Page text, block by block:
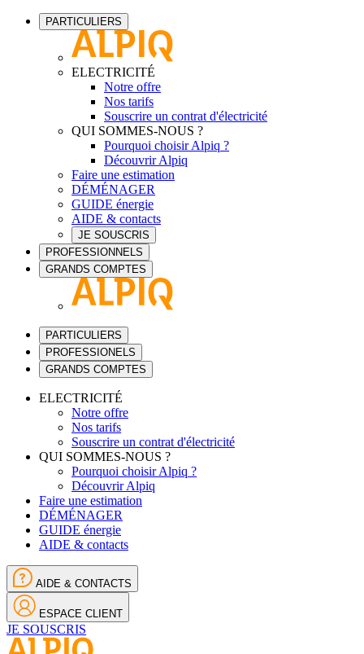
PARTICULIERS
ELECTRICITÉ
Notre offre
Nos tarifs
Souscrire un contrat d'électricité
QUI SOMMES-NOUS ?
Pourquoi choisir Alpiq ?
Découvrir Alpiq
Faire une estimation
DÉMÉNAGER
GUIDE énergie
AIDE & contacts
JE SOUSCRIS
PROFESSIONNELS
GRANDS COMPTES
PARTICULIERS
PROFESSIONELS
GRANDS COMPTES
ELECTRICITÉ
Notre offre
Nos tarifs
Souscrire un contrat d'électricité
QUI SOMMES-NOUS ?
Pourquoi choisir Alpiq ?
Découvrir Alpiq
Faire une estimation
DÉMÉNAGER
GUIDE énergie
AIDE & contacts
AIDE & CONTACTS
ESPACE CLIENT
JE SOUSCRIS